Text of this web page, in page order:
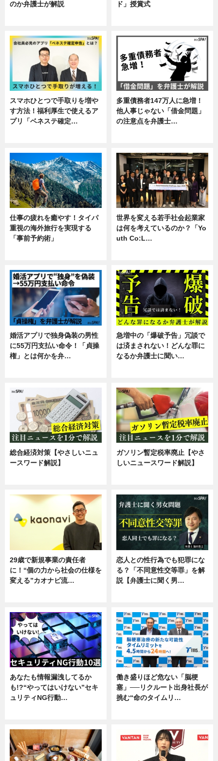
のか弁護士が解説
ド」授賞式
スマホひとつで手取りを増や
す方法！福利厚生で使えるア
プリ「ベネステ確定…
多重債務者147万人に急増！
他人事じゃない「借金問題」
の注意点を弁護士…
仕事の疲れを癒やす！タイパ
重視の海外旅行を実現する
「事前予約術」
世界を変える若手社会起業家
は何を考えているのか？「Yo
uth Co:L…
婚活アプリで独身偽装の男性
に55万円支払い命令！「貞操
権」とは何かを弁…
急増中の「爆破予告」冗談で
は済まされない！どんな罪に
なるか弁護士に聞い…
総合経済対策【やさしいニュ
ースワード解説】
ガソリン暫定税率廃止【やさ
しいニュースワード解説】
29歳で新規事業の責任者
に！“個の力から社会の仕様を
変える”カオナビ流…
恋人との性行為でも犯罪にな
る？「不同意性交等罪」を解
説【弁護士に聞く男…
あなたも情報漏洩してるか
も!?“やってはいけない”セキ
ュリティNG行動…
働き盛りほど危ない「脳梗
塞」──リクルート出身社長が
挑む“命のタイムリ…